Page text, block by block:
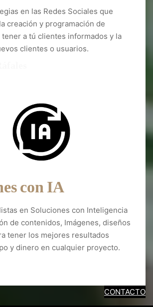
en las Redes Sociales que
creación y programación de
a tú clientes informados y la
clientes o usuarios.
con IA
en Soluciones con Inteligencia
de contenidos, Imágenes, diseños
tener los mejores resultados
y dinero en cualquier proyecto.
CONTACTO